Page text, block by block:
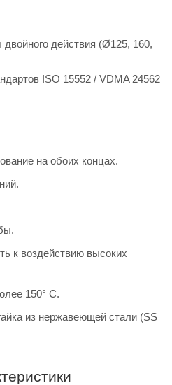
действия (Ø125, 160,
ISO 15552 / VDMA 24562
на обоих концах.
к воздействию высоких
150° C.
из нержавеющей стали (SS